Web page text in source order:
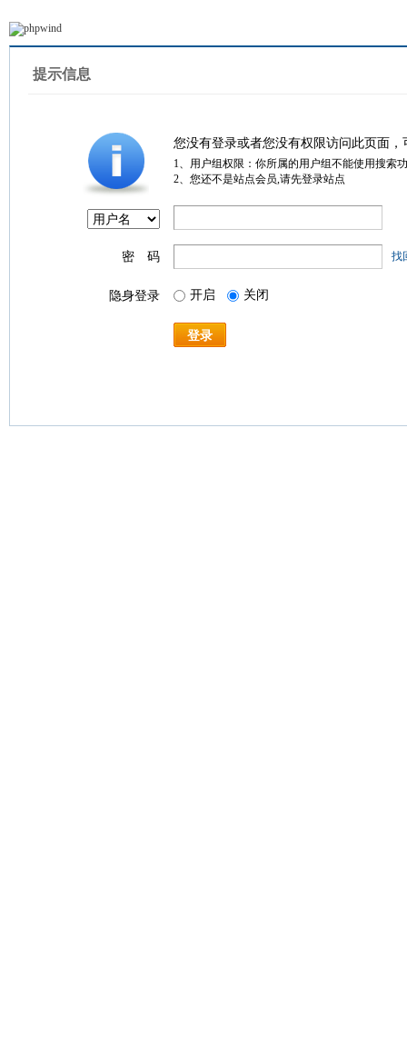
提示信息
您没有登录或者您没有权限访问此页面
1、用户组权限：你所属的用户组不能使用搜索
2、您还不是站点会员,请先登录站点
密 码 找
隐身登录 开启 关闭
登录